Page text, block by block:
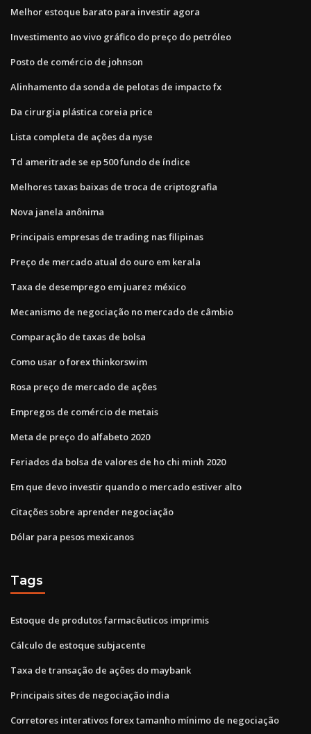
Melhor estoque barato para investir agora
Investimento ao vivo gráfico do preço do petróleo
Posto de comércio de johnson
Alinhamento da sonda de pelotas de impacto fx
Da cirurgia plástica coreia price
Lista completa de ações da nyse
Td ameritrade se ep 500 fundo de índice
Melhores taxas baixas de troca de criptografia
Nova janela anônima
Principais empresas de trading nas filipinas
Preço de mercado atual do ouro em kerala
Taxa de desemprego em juarez méxico
Mecanismo de negociação no mercado de câmbio
Comparação de taxas de bolsa
Como usar o forex thinkorswim
Rosa preço de mercado de ações
Empregos de comércio de metais
Meta de preço do alfabeto 2020
Feriados da bolsa de valores de ho chi minh 2020
Em que devo investir quando o mercado estiver alto
Citações sobre aprender negociação
Dólar para pesos mexicanos
Tags
Estoque de produtos farmacêuticos imprimis
Cálculo de estoque subjacente
Taxa de transação de ações do maybank
Principais sites de negociação india
Corretores interativos forex tamanho mínimo de negociação